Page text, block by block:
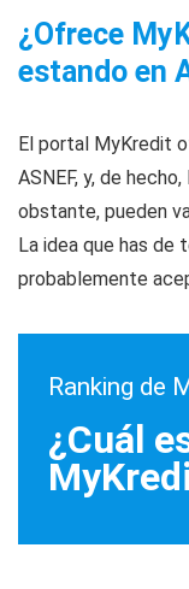
¿Ofrece
estando en
El portal MyKredit
ASNEF, y, de
obstante, pueden
La idea que has de
probablemente
Ranking de
¿Cuál